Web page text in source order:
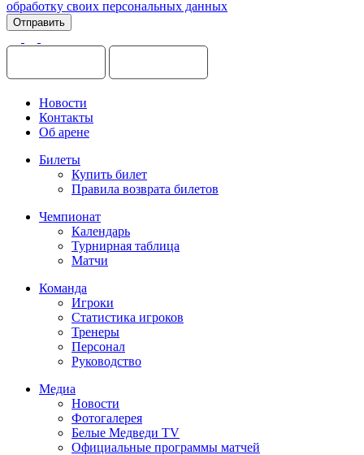
обработку своих персональных данных
Новости
Контакты
Об арене
Билеты
Купить билет
Правила возврата билетов
Чемпионат
Календарь
Турнирная таблица
Матчи
Команда
Игроки
Статистика игроков
Тренеры
Персонал
Руководство
Медиа
Новости
Фотогалерея
Белые Медведи TV
Официальные программы матчей